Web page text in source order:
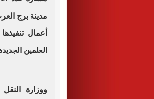
أعمال
العلمين
ووزارة